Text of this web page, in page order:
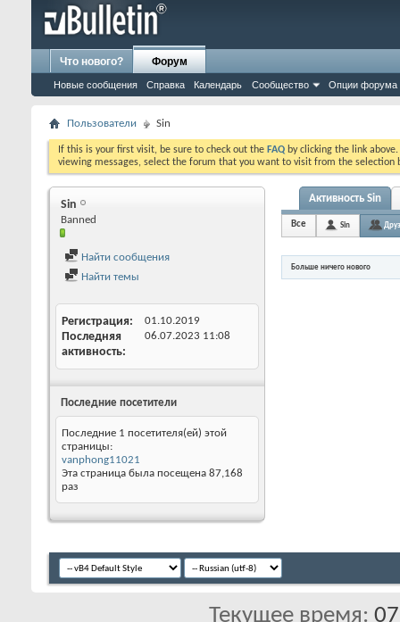
Что нового? Форум
Новые сообщения Справка Календарь Сообщество Опции форума
Пользователи Sin
If this is your first visit, be sure to check out the FAQ by clicking the link
viewing messages, select the forum that you want to visit from the selection
Sin
Banned
Найти сообщения
Найти темы
Регистрация 01.10.2019
Последняя
активность
06.07.2023 11:08
Последние посетители
Последние 1 посетителя(ей) этой
страницы:
vanphong11021
Эта страница была посещена 87,168
раз
Активность Sin
Все Sin
Больше ничего нового
Текущее время: